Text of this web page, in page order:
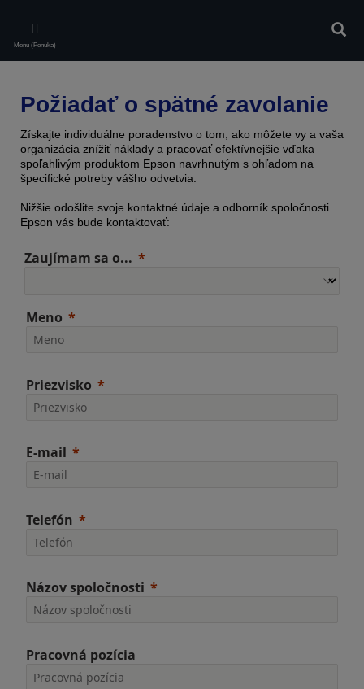
main
content
Menu (Ponuka)
Požiadať o spätné zavolanie
Získajte individuálne poradenstvo o tom, ako môžete vy a vaša
organizácia znížiť náklady a pracovať efektívnejšie vďaka
spoľahlivým produktom Epson navrhnutým s ohľadom na
špecifické potreby vášho odvetvia.
Nižšie odošlite svoje kontaktné údaje a odborník spoločnosti
Epson vás bude kontaktovať:
Zaujímam sa o...
Meno
Priezvisko
E-mail
Telefón
Názov spoločnosti
Pracovná pozícia